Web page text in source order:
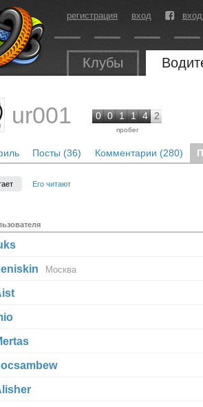
регистрация вход
Клубы
ur001 0 0 1 1 4 2
пробег
Посты (36) Комментарии (280)
Его читают
Москва